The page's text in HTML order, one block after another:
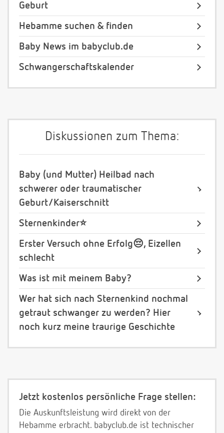
Geburt
Hebamme suchen & finden
Baby News im babyclub.de
Schwangerschaftskalender
Diskussionen zum Thema:
Baby (und Mutter) Heilbad nach
schwerer oder traumatischer
Geburt/Kaiserschnitt
Sternenkinder⭐️
Erster Versuch ohne Erfolg😔, Eizellen
schlecht
Was ist mit meinem Baby?
Wer hat sich nach Sternenkind nochmal
getraut schwanger zu werden? Hier
noch kurz meine traurige Geschichte
Jetzt kostenlos persönliche Frage stellen:
Die Auskunftsleistung wird direkt von der
Hebamme erbracht. babyclub.de ist technischer